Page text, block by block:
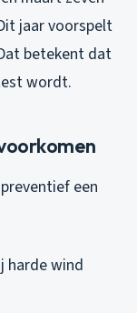
jaar voorspelt
betekent dat
wordt.
een
harde wind